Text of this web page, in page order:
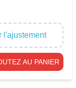
l'ajustement
AU PANIER